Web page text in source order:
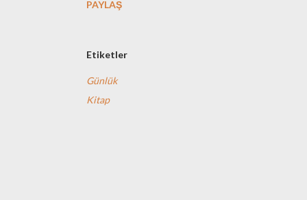
PAYLAŞ
Etiketler
Günlük
Kitap